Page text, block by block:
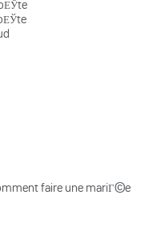
faire une mariГ©e